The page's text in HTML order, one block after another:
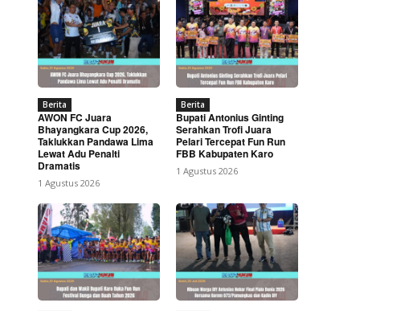
Berita
AWON FC Juara
Bhayangkara Cup 2026,
Taklukkan Pandawa Lima
Lewat Adu Penalti
Dramatis
1 Agustus 2026
Berita
Bupati Antonius Ginting
Serahkan Trofi Juara
Pelari Tercepat Fun Run
FBB Kabupaten Karo
1 Agustus 2026